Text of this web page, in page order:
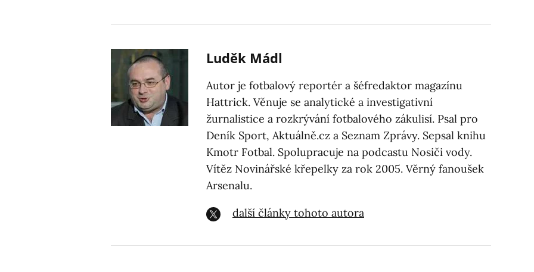
Luděk Mádl
Autor je fotbalový reportér a šéfredaktor magazínu
Hattrick. Věnuje se analytické a investigativní
žurnalistice a rozkrývání fotbalového zákulisí. Psal pro
Deník Sport, Aktuálně.cz a Seznam Zprávy. Sepsal knihu
Kmotr Fotbal. Spolupracuje na podcastu Nosiči vody.
Vítěz Novinářské křepelky za rok 2005. Věrný fanoušek
Arsenalu.
další články tohoto autora